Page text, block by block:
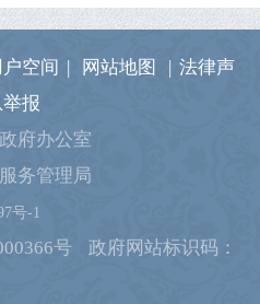
户空间 | 网站地图 | 法律声
报
府办公室
务管理局
号-1
号
政府网站标识码：